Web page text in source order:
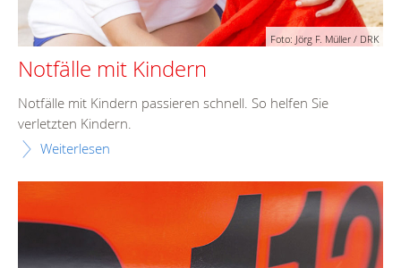
Foto: Jörg F. Müller / DRK
Notfälle mit Kindern
Notfälle mit Kindern passieren schnell. So helfen Sie
verletzten Kindern.
Weiterlesen